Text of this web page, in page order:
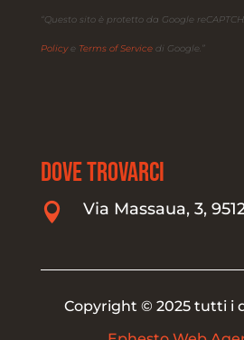
“Questo sito è protetto da Google
Policy e Terms of Service di Google.”
DOVE TROVARCI
 Via Massaua, 3,
Copyright © 2025 tutti i